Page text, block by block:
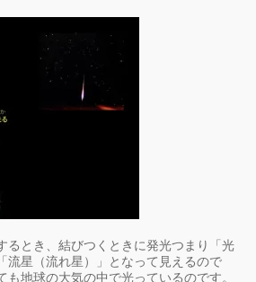
るとき、結びつくときに発光つまり「光
流星（流れ星）」となって見えるので
も地球の大気の中で光っているのです。